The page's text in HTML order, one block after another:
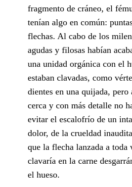
fragmento de cráneo, el
tenían algo en común:
flechas. Al cabo de los
agudas y filosas habían
una unidad orgánica con el
estaban clavadas, como
dientes en una quijada,
cerca y con más detalle no
evitar el escalofrío de un
dolor, de la crueldad
que la flecha lanzada a toda
clavaría en la carne
el hueso.